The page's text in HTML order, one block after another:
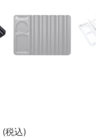
(税込)